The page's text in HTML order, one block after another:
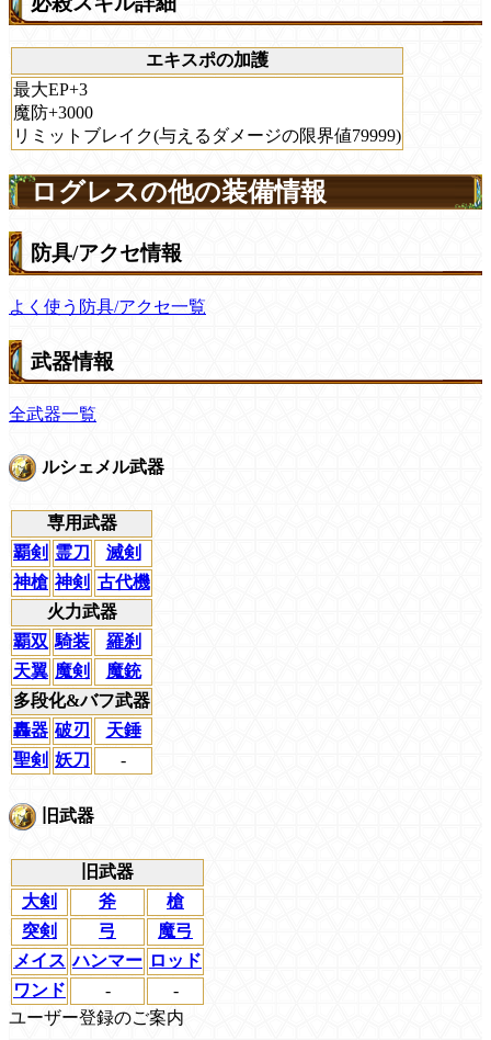
エキスポの加護
最大EP+3
魔防+3000
リミットブレイク(与えるダメージの限界値79999)
ログレスの他の装備情報
防具/アクセ情報
よく使う防具/アクセ一覧
武器情報
全武器一覧
ルシェメル武器
専用武器
覇剣 霊刀
滅剣
神槍 神剣 古代機
火力武器
覇双 騎装
羅刹
天翼 魔剣
魔銃
多段化&バフ武器
轟器 破刃
天錘
聖剣 妖刀 -
旧武器
旧武器
大剣
斧
槍
突剣
弓
魔弓
メイス ハンマー ロッド
ワンド
-
-
ユーザー登録のご案内